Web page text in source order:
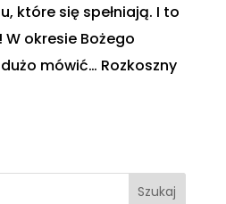
które się spełniają. I to
W okresie Bożego
mówić… Rozkoszny